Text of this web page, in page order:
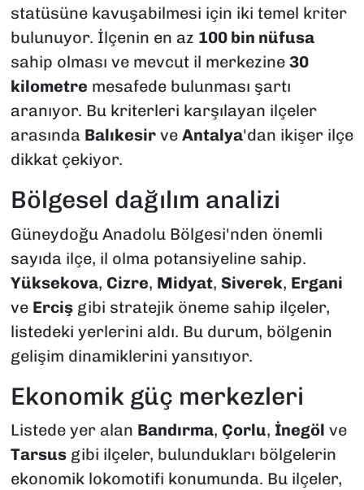
statüsüne kavuşabilmesi için iki temel kriter
bulunuyor. İlçenin en az 100 bin nüfusa
sahip olması ve mevcut il merkezine 30
kilometre mesafede bulunması şartı
aranıyor. Bu kriterleri karşılayan ilçeler
arasında Balıkesirve Antalya'dan ikişer ilçe
dikkat çekiyor.
Bölgesel dağılım analizi
Güneydoğu Anadolu Bölgesi'nden önemli
sayıda ilçe, il olma potansiyeline sahip.
Yüksekova, Cizre, Midyat, Siverek, Ergani
ve Ercişgibi stratejik öneme sahip ilçeler,
listedeki yerlerini aldı. Bu durum, bölgenin
gelişim dinamiklerini yansıtıyor.
Ekonomik güç merkezleri
Listede yer alan Bandırma, Çorlu, İnegöl ve
Tarsusgibi ilçeler, bulundukları bölgelerin
ekonomik lokomotifi konumunda. Bu ilçeler,